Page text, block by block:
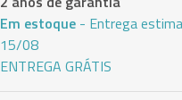
Em estoque - Entrega
15/08
ENTREGA GRÁTIS